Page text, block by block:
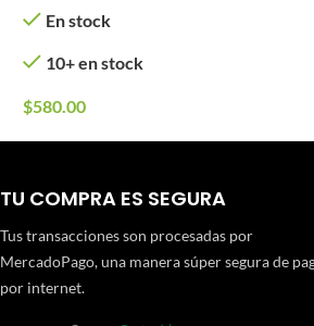
En stock
10+ en stock
$580.00
TU COMPRA ES SEGURA
Tus transacciones son procesadas por
MercadoPago, una manera súper segura de
por internet.